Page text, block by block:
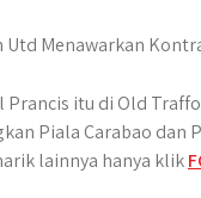
itu di Old
Piala Carabao dan
lainnya hanya klik